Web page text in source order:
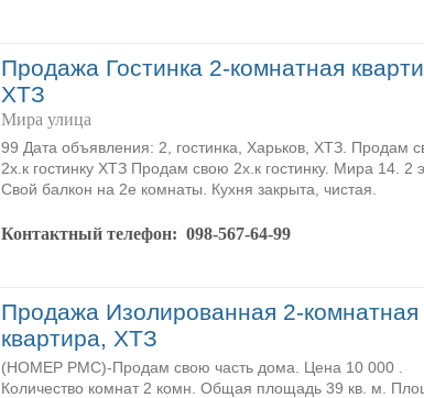
Продажа Гостинка 2-комнатная
ХТЗ
Мира улица
99 Дата объявления: 2, гостинка, Харьков, ХТЗ. Продам
2х.к гостинку ХТЗ Продам свою 2х.к гостинку. Мира 14. 2
Свой балкон на 2е комнаты. Кухня закрыта, чистая.
Контактный телефон: 098-567-64-99
Продажа Изолированная 2-комнатная
квартира, ХТЗ
(НОМЕР PMC)-Продам свою часть дома. Цена 10 000 .
Количество комнат 2 комн. Общая площадь 39 кв. м.